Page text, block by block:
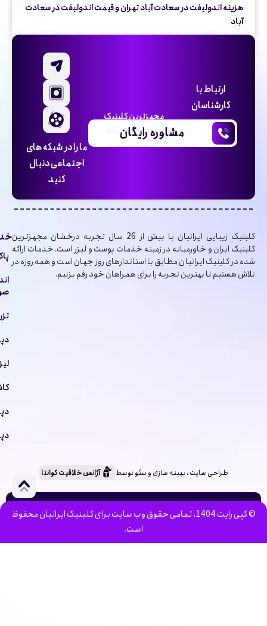
هزینه اندولیفت در سعادت آباد تهران و قیمت اندولیفت در سعادت
آباد
ارتباط با
کارشناسان
مشاوره رایگان
مجهزترین کلینیک
زیبایی خاورمیانه
ما را در شبکه های
اجتماعی دنبال
کنید
کلینیک‌ زیبایی ایرانیان با بیش از 26 سال تجربه درخشان مجهزترین
کلینیک ایران و خاورمیانه در زمینه خدمات پوست و لیزر است. خدمات ارائه
شده در کلینیک ایرانیان مطابق با استاندارهای روز جهان است و همه روزه در
تلاش هستیم تا بهترین تجربه را برای همراهان خود رقم بزنیم.
طراحی سایت ، بهینه سازی و سئو توسط آژانس خلاقیت کوانتا
© کپی رایت 1404، تمامی حقوق وب سایت برای کلینیک ایرانیان محفوظ
است.